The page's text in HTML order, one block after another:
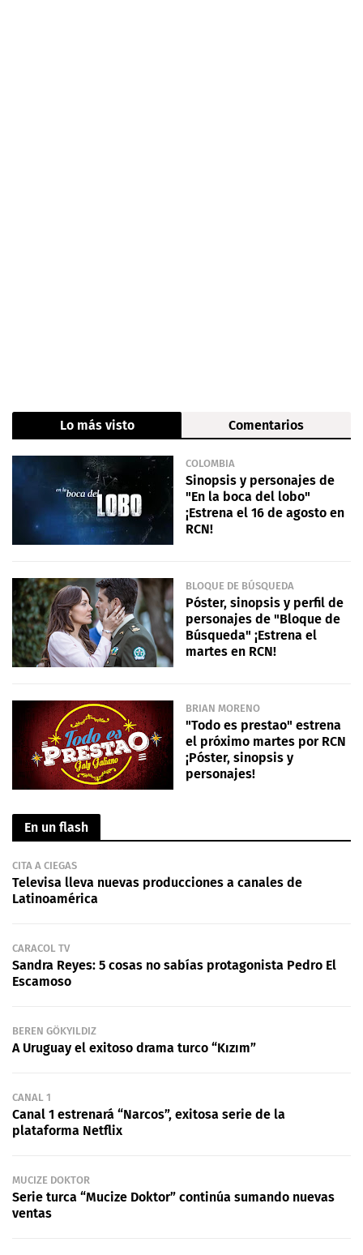
Lo más visto Comentarios
COLOMBIA
Sinopsis y personajes de
"En la boca del lobo"
¡Estrena el 16 de agosto en
RCN!
BLOQUE DE BÚSQUEDA
Póster, sinopsis y perfil de
personajes de "Bloque de
Búsqueda" ¡Estrena el
martes en RCN!
BRIAN MORENO
"Todo es prestao" estrena
el próximo martes por RCN
¡Póster, sinopsis y
personajes!
En un flash
CITA A CIEGAS
Televisa lleva nuevas producciones a canales de
Latinoamérica
CARACOL TV
Sandra Reyes: 5 cosas no sabías protagonista Pedro El
Escamoso
BEREN GÖKYILDIZ
A Uruguay el exitoso drama turco “Kızım”
CANAL 1
Canal 1 estrenará “Narcos”, exitosa serie de la
plataforma Netflix
MUCIZE DOKTOR
Serie turca “Mucize Doktor” continúa sumando nuevas
ventas